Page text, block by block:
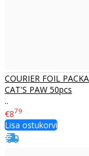
COURIER FOIL
CAT'S PAW 50pcs
..
€879
Lisa ostukorvi